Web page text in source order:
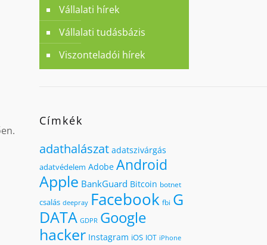
Vállalati hírek
Vállalati tudásbázis
Viszonteladói hírek
Címkék
adathalászat adatszivárgás
adatvédelem Adobe Android
Apple BankGuard Bitcoin botnet
csalás deepray Facebook fbi G
DATA GDPR Google
hacker Instagram iOS IOT iPhone